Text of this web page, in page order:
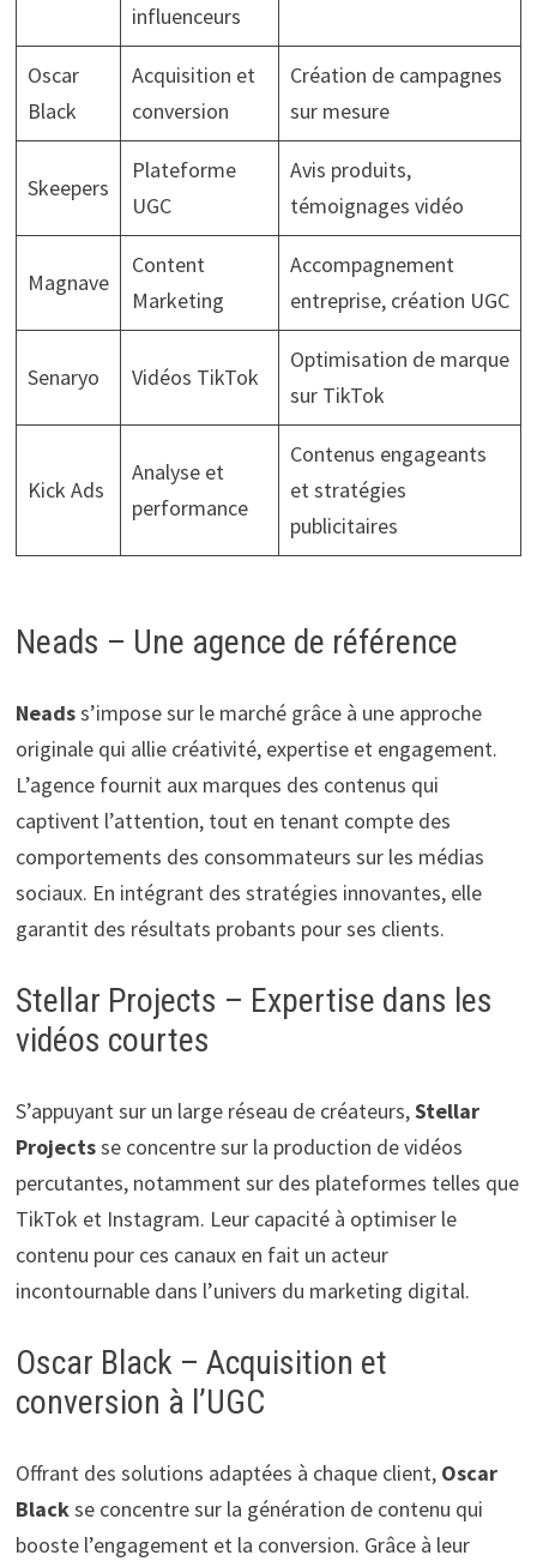
influenceurs
Oscar
Black
Acquisition et
conversion
Création de campagnes
sur mesure
Skeepers
Plateforme
UGC
Avis produits,
témoignages vidéo
Magnave
Content
Marketing
Accompagnement
entreprise, création UGC
Senaryo Vidéos TikTok
Optimisation de marque
sur TikTok
Kick Ads
Analyse et
performance
Contenus engageants
et stratégies
publicitaires
Neads – Une agence de référence
Neadss’impose sur le marché grâce à une approche
originale qui allie créativité, expertise et engagement.
L’agence fournit aux marques des contenus qui
captivent l’attention, tout en tenant compte des
comportements des consommateurs sur les médias
sociaux. En intégrant des stratégies innovantes, elle
garantit des résultats probants pour ses clients.
Stellar Projects – Expertise dans les
vidéos courtes
S’appuyant sur un large réseau de créateurs,Stellar
Projectsse concentre sur la production de vidéos
percutantes, notamment sur des plateformes telles que
TikTok et Instagram. Leur capacité à optimiser le
contenu pour ces canaux en fait un acteur
incontournable dans l’univers du marketing digital.
Oscar Black – Acquisition et
conversion à l’UGC
Offrant des solutions adaptées à chaque client, Oscar
Blackse concentre sur la génération de contenu qui
booste l’engagement et la conversion. Grâce à leur